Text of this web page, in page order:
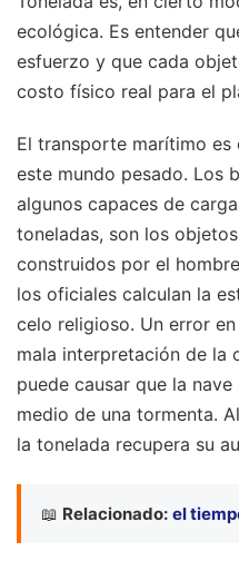
ecológica. Es entender
esfuerzo y que cada
costo físico real para el
El transporte marítimo
este mundo pesado. Los
algunos capaces de
toneladas, son los
construidos por el
los oficiales calculan la
celo religioso. Un error
mala interpretación de la
puede causar que la
medio de una tormenta.
la tonelada recupera su
📖 Relacionado: el